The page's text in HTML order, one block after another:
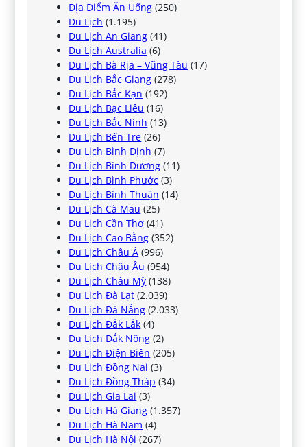
Địa Điểm Ăn Uống (250)
Du Lịch (1.195)
Du Lịch An Giang (41)
Du Lịch Australia (6)
Du Lịch Bà Rịa – Vũng Tàu (17)
Du Lịch Bắc Giang (278)
Du Lịch Bắc Kạn (192)
Du Lịch Bạc Liêu (16)
Du Lịch Bắc Ninh (13)
Du Lịch Bến Tre (26)
Du Lịch Bình Định (7)
Du Lịch Bình Dương (11)
Du Lịch Bình Phước (3)
Du Lịch Bình Thuận (14)
Du Lịch Cà Mau (25)
Du Lịch Cần Thơ (41)
Du Lịch Cao Bằng (352)
Du Lịch Châu Á (996)
Du Lịch Châu Âu (954)
Du Lịch Châu Mỹ (138)
Du Lịch Đà Lạt (2.039)
Du Lịch Đà Nẵng (2.033)
Du Lịch Đắk Lắk (4)
Du Lịch Đắk Nông (2)
Du Lịch Điện Biên (205)
Du Lịch Đồng Nai (3)
Du Lịch Đồng Tháp (34)
Du Lịch Gia Lai (3)
Du Lịch Hà Giang (1.357)
Du Lịch Hà Nam (4)
Du Lịch Hà Nội (267)